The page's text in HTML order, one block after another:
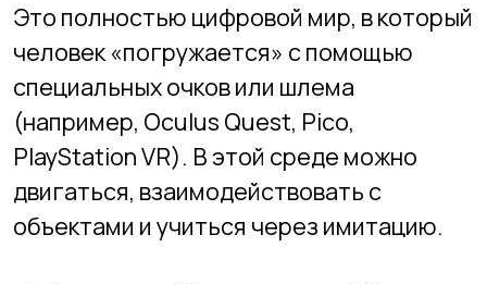
«оказывается» на космической станции,
где изучает строение спутников или
управляет орбитой.
✅Дополненная реальность (AR)
Это когда на реальный мир
накладываются цифровые объекты —